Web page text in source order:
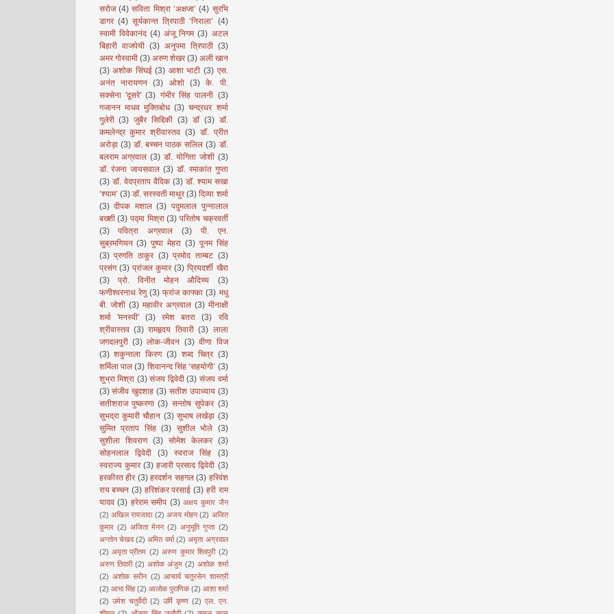
सरोज (4) सविता मिश्रा ‘अक्षजा’ (4) सुरभि
डागर (4) सूर्यकान्त त्रिपाठी ‘निराला’ (4)
स्वामी विवेकानंद (4) अंजू निगम (3) अटल
बिहारी वाजपेयी (3) अनुपमा त्रिपाठी (3)
अमर गोस्वामी (3) अरुण शेखर (3) अली खान
(3) अशोक सिंघई (3) आशा भाटी (3) एस.
अनंत नारायणन (3) ओशो (3) के. पी.
सक्सेना 'दूसरे' (3) गंभीर सिंह पालनी (3)
गजानन माधव मुक्तिबोध (3) चन्द्रधर शर्मा
गुलेरी (3) जुबैर सिद्दिकी (3) डॉ (3) डॉ.
कमलेन्द्र कुमार श्रीवास्तव (3) डॉ. प्रीत
अरोड़ा (3) डॉ. बच्चन पाठक सलिल (3) डॉ.
बलराम अग्रवाल (3) डॉ. योगिता जोशी (3)
डॉ. रंजना जायसवाल (3) डॉ. रमाकांत गुप्ता
(3) डॉ. वेदप्रताप वैदिक (3) डॉ. श्याम सखा
‘श्याम’ (3) डॉ. सरस्वती माथुर (3) दिव्या शर्मा
(3) दीपक मशाल (3) पदुमलाल पुन्नालाल
बख्शी (3) पद्मा मिश्रा (3) परितोष चक्रवर्ती
(3)
पवित्रा अग्रवाल (3)
पी. एन.
सुब्रमणियन (3) पुष्पा मेहरा (3) पूनम सिंह
(3) प्रणति ठाकुर (3) प्रमोद ताम्बट (3)
प्रसंग (3) प्रांजल कुमार (3) प्रियदर्शी खैरा
(3)
प्रो. विनीत मोहन औदिच्य
(3)
फणीश्वरनाथ रेणु (3) फ्रांज काफ्का (3) मधु
बी. जोशी (3) महावीर अग्रवाल (3) मीनाक्षी
शर्मा 'मनस्वी'
(3) रमेश बतरा (3)
रवि
श्रीवास्तव (3) रामहृदय तिवारी (3) लाला
जगदलपुरी (3) लोक-जीवन (3) वीणा विज
(3) शकुन्तला किरण (3) शब्द चित्र (3)
शर्मिला पाल (3) शिवानन्द सिंह ‘सहयोगी’ (3)
शुभ्रा मिश्रा (3) संजय द्विवेदी (3) संजय वर्मा
(3) संजीव खुदशाह (3) सतीश उपाध्याय (3)
सतीशराज पुष्करणा (3) सन्तोष सुपेकर (3)
सुभद्रा कुमारी चौहान (3) सुभाष लखेड़ा (3)
सुमित प्रताप सिंह (3) सुशील भोले (3)
सुशीला शिवराण
(3) सोमेश केलकर
(3)
सोहनलाल द्विवेदी
(3) स्वराज सिंह
(3)
स्वराज्य कुमार (3) हजारी प्रसाद द्विवेदी (3)
हरकीरत हीर (3) हरदर्शन सहगल (3) हरिवंश
राय बच्चन (3) हरिशंकर परसाई (3) हरी राम
यादव (3) हरेराम समीप (3) अक्षय कुमार जैन
(2) अखिल रायजादा (2) अजय मोहन (2) अजित
कुमार (2) अजिता मेनन (2) अनुभूति गुप्ता (2)
अन्तोन चेखव (2) अमित वर्मा (2) अमृता अग्रवाल
(2) अमृता प्रीतम (2) अरुण कुमार शिवपुरी (2)
अरुण तिवारी (2) अशोक अंजुम (2) अशोक शर्मा
(2) अशोक सरीन (2) आचार्य चतुरसेन शास्त्री
(2) आभा सिंह (2) आलोक पुराणिक (2) आशा शर्मा
(2) उमेश चतुर्वेदी (2) उर्मि कृष्ण (2) एल. एन.